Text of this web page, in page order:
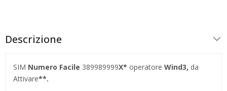
Descrizione
SIM Numero Facile 389989999X* operatore Wind3, da
Attivare**.